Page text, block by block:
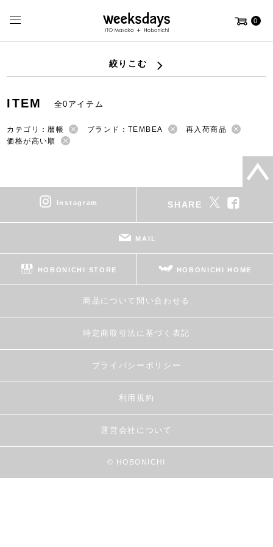
0
絞りこむ
ITEM 全0アイテム
カテゴリ：暦帳 ブランド：TEMBEA
再入荷商品
価格が高い順
instagram SHARE
MAIL
HOBONICHI STORE HOBONICHI HOME
商品について問い合わせる
特定商取引法に基づく表記
プライバシーポリシー
利用規約
運営会社について
© HOBONICHI